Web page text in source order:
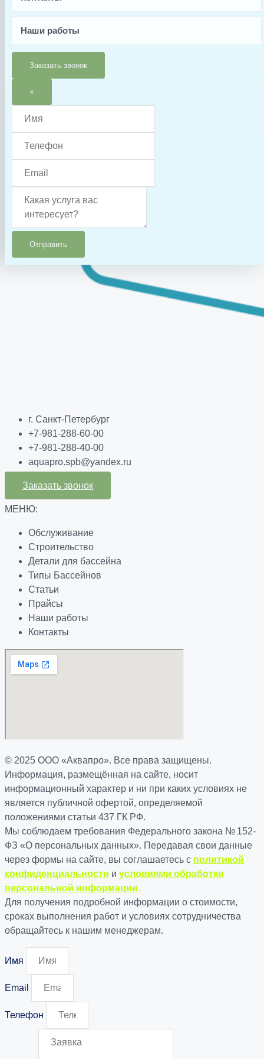
Наши работы
Заказать звонок
×
Отправить
Китай
Тип запчасти
Ротор
г. Санкт-Петербург
+7-981-288-60-00
+7-981-288-40-00
aquapro.spb@yandex.ru
Заказать звонок
МЕНЮ:
Обслуживание
Строительство
Детали для бассейна
Типы Бассейнов
Статьи
Прайсы
Наши работы
Контакты
© 2025 ООО «Аквапро». Все права защищены.
Информация, размещённая на сайте, носит
информационный характер и ни при каких условиях не
является публичной офертой, определяемой
положениями статьи 437 ГК РФ.
Мы соблюдаем требования Федерального закона № 152-
ФЗ «О персональных данных». Передавая свои данные
через формы на сайте, вы соглашаетесь с политикой
конфиденциальности и условиями обработки
персональной информации.
Для получения подробной информации о стоимости,
сроках выполнения работ и условиях сотрудничества
обращайтесь к нашим менеджерам.
Имя
Email
Телефон